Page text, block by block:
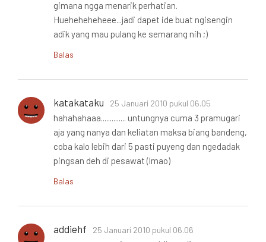
gimana ngga menarik perhatian.
Hueheheheheee...jadi dapet ide buat ngisengin
adik yang mau pulang ke semarang nih ;)
Balas
katakataku 25 Januari 2010 pukul 06.05
hahahahaaa.............. untungnya cuma 3 pramugari
aja yang nanya dan keliatan maksa biang bandeng,
coba kalo lebih dari 5 pasti puyeng dan ngedadak
pingsan deh di pesawat (lmao)
Balas
addiehf 25 Januari 2010 pukul 06.06